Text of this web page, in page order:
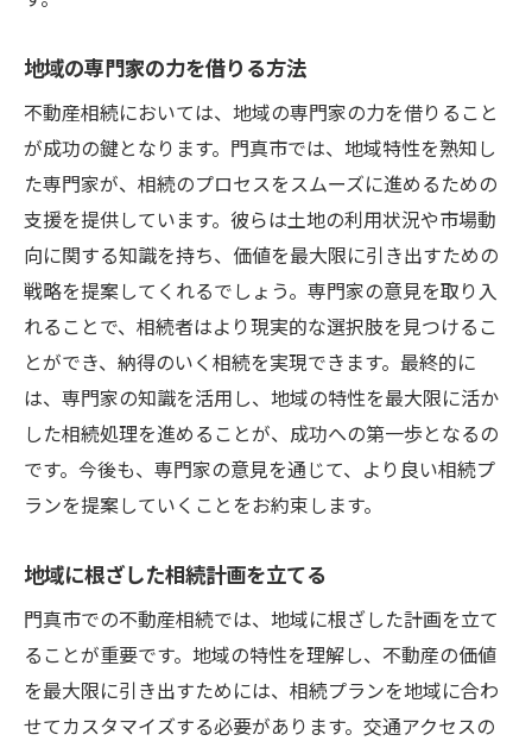
地域の専門家の力を借りる方法
不動産相続においては、地域の専門家の力を借りること
が成功の鍵となります。門真市では、地域特性を熟知し
た専門家が、相続のプロセスをスムーズに進めるための
支援を提供しています。彼らは土地の利用状況や市場動
向に関する知識を持ち、価値を最大限に引き出すための
戦略を提案してくれるでしょう。専門家の意見を取り入
れることで、相続者はより現実的な選択肢を見つけるこ
とができ、納得のいく相続を実現できます。最終的に
は、専門家の知識を活用し、地域の特性を最大限に活か
した相続処理を進めることが、成功への第一歩となるの
です。今後も、専門家の意見を通じて、より良い相続プ
ランを提案していくことをお約束します。
地域に根ざした相続計画を立てる
門真市での不動産相続では、地域に根ざした計画を立て
ることが重要です。地域の特性を理解し、不動産の価値
を最大限に引き出すためには、相続プランを地域に合わ
せてカスタマイズする必要があります。交通アクセスの